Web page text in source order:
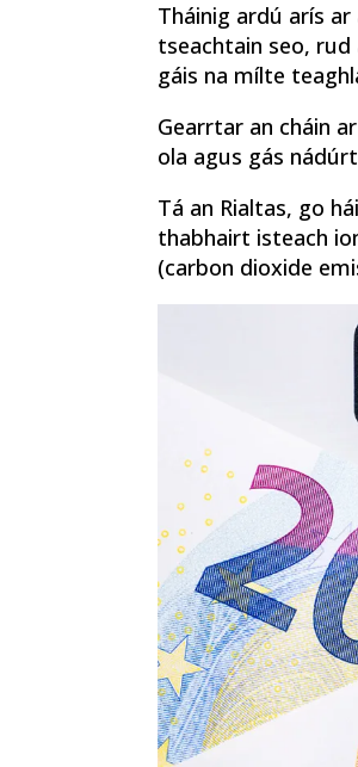
Tháinig ardú arís
tseachtain seo,
gáis na mílte
Gearrtar an cháin
ola agus gás
Tá an Rialtas, go
thabhairt isteach
(carbon dioxide